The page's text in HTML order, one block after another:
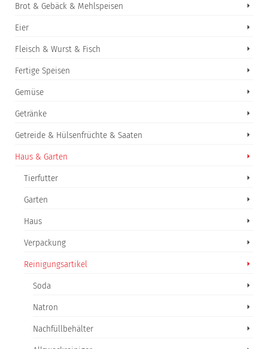
Brot & Gebäck & Mehlspeisen
Eier
Fleisch & Wurst & Fisch
Fertige Speisen
Gemüse
Getränke
Getreide & Hülsenfrüchte & Saaten
Haus & Garten
Tierfutter
Garten
Haus
Verpackung
Reinigungsartikel
Soda
Natron
Nachfüllbehälter